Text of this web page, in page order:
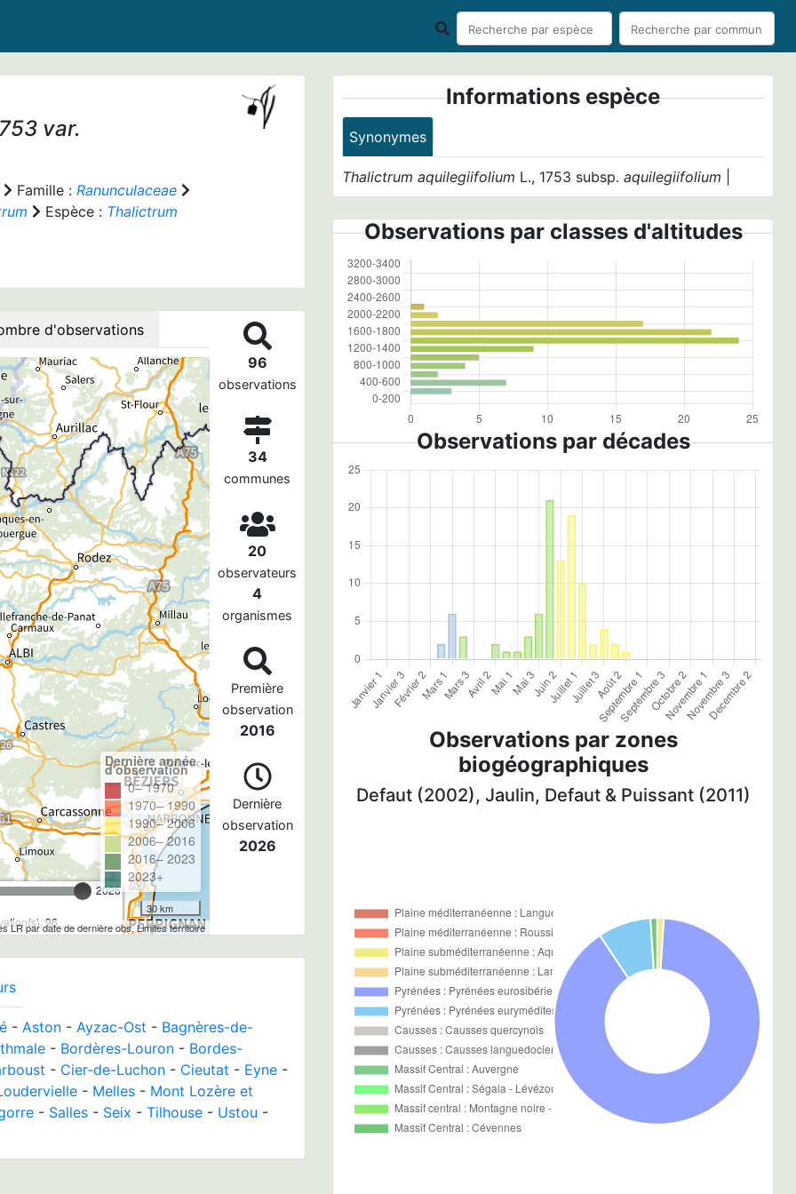
var.
Famille : Ranunculaceae
Espèce : Thalictrum
d'observations
2026
96
Dernière année
d'observation
0– 1970
1970– 1990
1990– 2006
2006– 2016
2016– 2023
2023+
30 km
LR par date de dernière obs, Limites territoire
96
observations
34
communes
20
observateurs
4
organismes
Première
observation
2016
Dernière
observation
2026
- Aston - Ayzac-Ost - Bagnères-de-
- Bordères-Louron - Bordes-
- Cier-de-Luchon - Cieutat - Eyne -
- Melles - Mont Lozère et
- Salles - Seix - Tilhouse - Ustou -
Informations espèce
Synonymes
Thalictrum aquilegiifolium L., 1753 subsp. aquilegiifolium
Observations par classes d'altitudes
Observations par décades
Observations par zones
biogéographiques
Defaut (2002), Jaulin, Defaut & Puissant (2011)